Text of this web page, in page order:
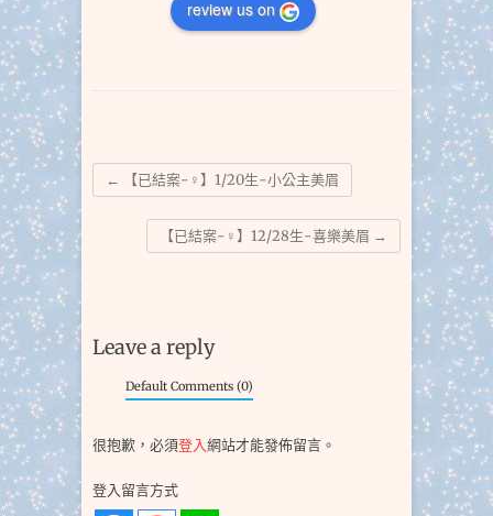
review us on
← 【已結案-♀】1/20生-小公主美眉
【已結案-♀】12/28生-喜樂美眉 →
Leave a reply
Default Comments (0)
很抱歉，必須登入網站才能發佈留言。
登入留言方式